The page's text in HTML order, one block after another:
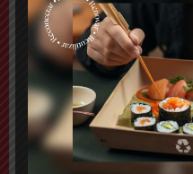
LO MÁS VISTO
Último Minuto
Bomberos
vivienda: hay
Nacional
Lanzan plataforma
«sospechosos»